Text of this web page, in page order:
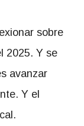
sobre
2025. Y se
avanzar
Y el